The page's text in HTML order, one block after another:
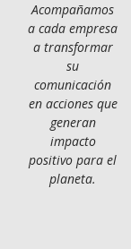
Acompañamos
a cada empresa
a transformar
su
comunicación
en acciones que
generan
impacto
positivo para el
planeta.